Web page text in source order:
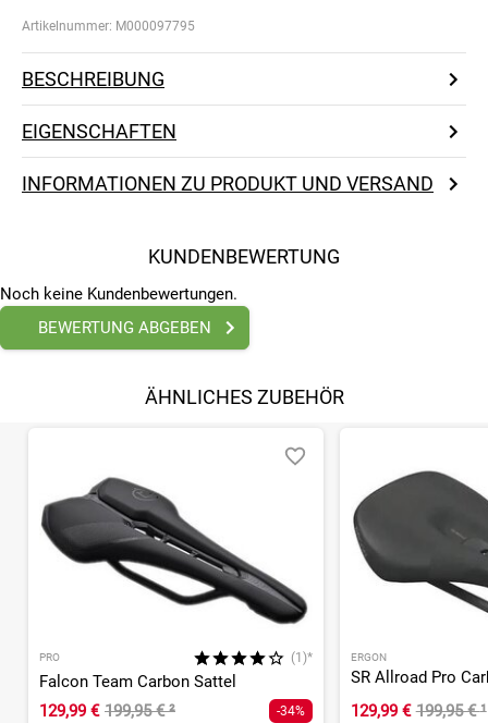
Artikelnummer: M000097795
BESCHREIBUNG
EIGENSCHAFTEN
INFORMATIONEN ZU PRODUKT UND VERSAND
KUNDENBEWERTUNG
Noch keine Kundenbewertungen.
BEWERTUNG ABGEBEN
ÄHNLICHES ZUBEHÖR
PRO (1)*
Falcon Team Carbon Sattel
129,99 € 199,95 €² -34%
ERGON
SR Allroad Pro
129,99 € 199,95 €¹